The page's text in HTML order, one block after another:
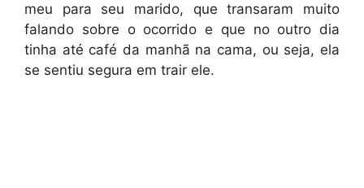
meu para seu marido, que transaram muito
falando sobre o ocorrido e que no outro dia
tinha até café da manhã na cama, ou seja, ela
se sentiu segura em trair ele.